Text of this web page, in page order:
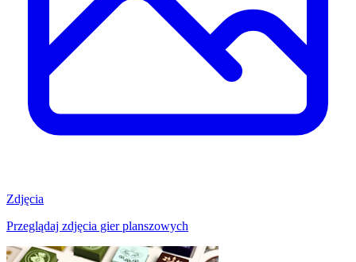
Zdjęcia
Przeglądaj zdjęcia gier planszowych